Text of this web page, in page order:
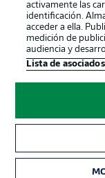
©
activamente las
identificación.
acceder a ella.
medición de
audiencia y
Lista de